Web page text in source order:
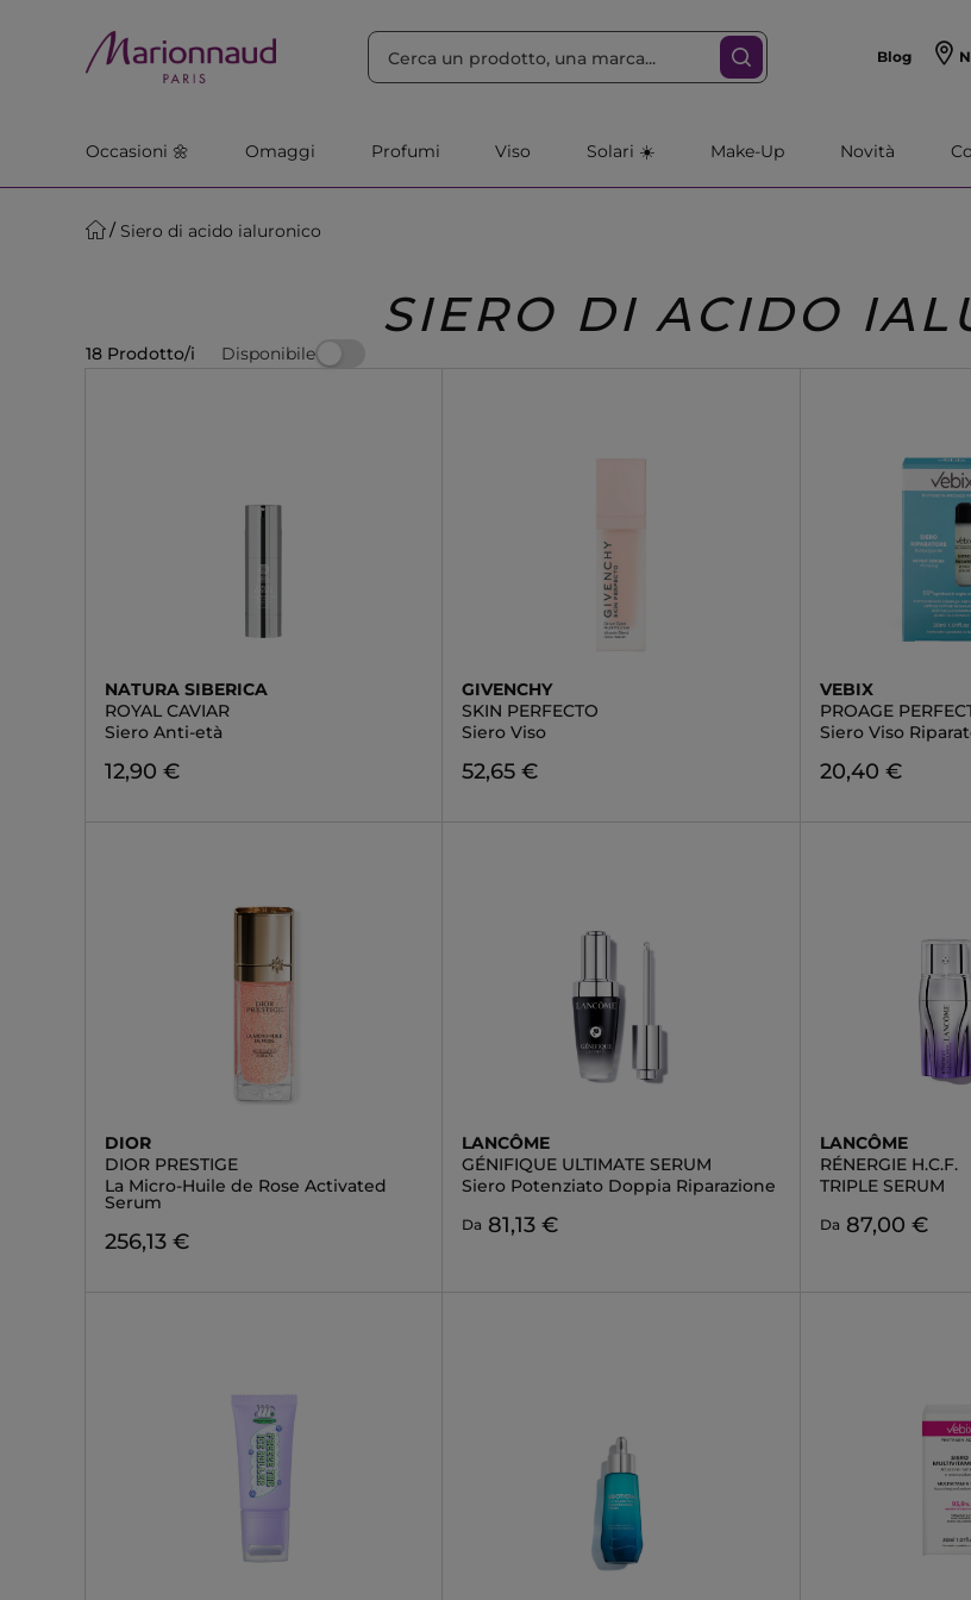
Blog
Occasioni 🌼 Omaggi Profumi Viso Solari ☀️ Make-Up Novità
Siero di acido ialuronico
SIERO DI ACIDO
18 Prodotto/i Disponibile
NATURA SIBERICA
ROYAL CAVIAR
Siero Anti-età
12,90 €
GIVENCHY
SKIN PERFECTO
Siero Viso
52,65 €
VEBIX
PROAGE
Siero Viso
20,40 €
DIOR
DIOR PRESTIGE
La Micro-Huile de Rose Activated
Serum
256,13 €
LANCÔME
GÉNIFIQUE ULTIMATE SERUM
Siero Potenziato Doppia Riparazione
Da 81,13 €
LANCÔME
RÉNERGIE H.C.F.
TRIPLE SERUM
Da 87,00 €